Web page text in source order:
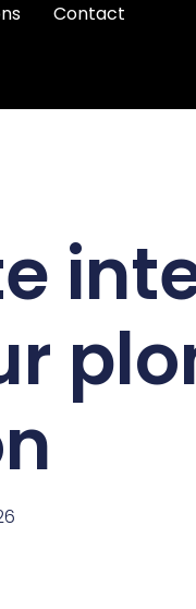
Contact